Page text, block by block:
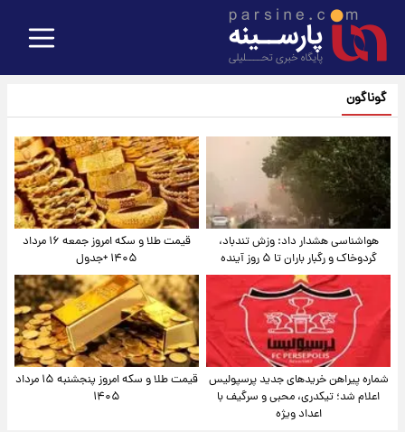
گوناگون
هواشناسی هشدار داد: وزش تندباد،
گردوخاک و رگبار باران تا ۵ روز آینده
قیمت طلا و سکه امروز جمعه ۱۶ مرداد
۱۴۰۵ +جدول
شماره پیراهن خریدهای جدید پرسپولیس
اعلام شد؛ تیکدری، محبی و سرگیف با
اعداد ویژه
قیمت طلا و سکه امروز پنجشنبه ۱۵ مرداد
۱۴۰۵